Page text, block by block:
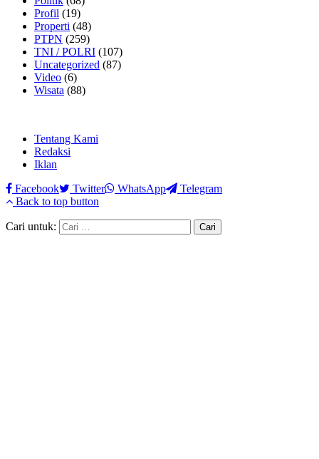
Profil (19)
Properti (48)
PTPN (259)
TNI / POLRI (107)
Uncategorized (87)
Video (6)
Wisata (88)
Tentang Kami
Redaksi
Iklan
Facebook
Twitter WhatsApp
Telegram
Back to top button
Cari untuk: